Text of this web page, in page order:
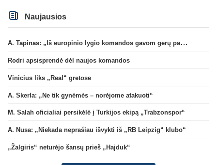
Naujausios
A. Tapinas: „Iš europinio lygio komandos gavom gerų pamokų“
Rodri apsisprendė dėl naujos komandos
Vinicius liks „Real“ gretose
A. Skerla: „Ne tik gynėmės – norėjome atakuoti“
M. Salah oficialiai persikėlė į Turkijos ekipą „Trabzonspor“
A. Nusa: „Niekada neprašiau išvykti iš „RB Leipzig“ klubo“
„Žalgiris“ neturėjo šansų prieš „Hajduk“